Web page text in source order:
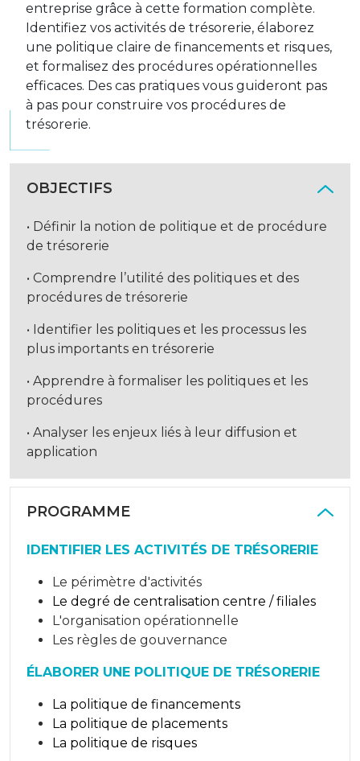
entreprise grâce à cette formation complète.
Identifiez vos activités de trésorerie, élaborez
une politique claire de financements et risques,
et formalisez des procédures opérationnelles
efficaces. Des cas pratiques vous guideront pas
à pas pour construire vos procédures de
trésorerie.
OBJECTIFS
• Définir la notion de politique et de procédure
de trésorerie
• Comprendre l’utilité des politiques et des
procédures de trésorerie
• Identifier les politiques et les processus les
plus importants en trésorerie
• Apprendre à formaliser les politiques et les
procédures
• Analyser les enjeux liés à leur diffusion et
application
PROGRAMME
IDENTIFIER LES ACTIVITÉS DE TRÉSORERIE
Le périmètre d'activités
Le degré de centralisation centre / filiales
L'organisation opérationnelle
Les règles de gouvernance
ÉLABORER UNE POLITIQUE DE TRÉSORERIE
La politique de financements
La politique de placements
La politique de risques